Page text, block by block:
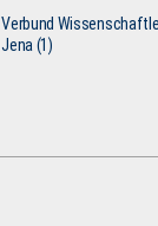
Verbund
Jena (1)